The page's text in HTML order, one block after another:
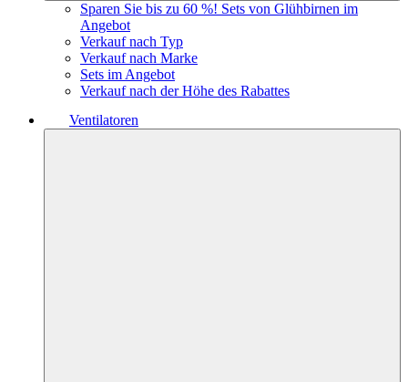
Sparen Sie bis zu 60 %! Sets von Glühbirnen im
Angebot
Verkauf nach Typ
Verkauf nach Marke
Sets im Angebot
Verkauf nach der Höhe des Rabattes
Ventilatoren